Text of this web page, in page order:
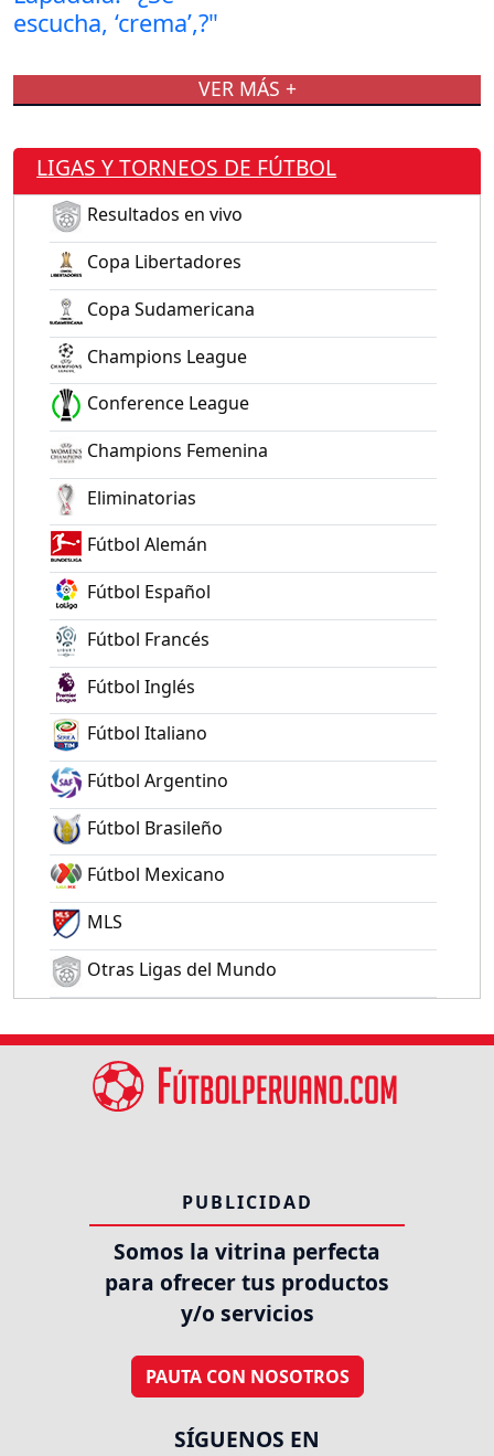
VER MÁS +
LIGAS Y TORNEOS DE FÚTBOL
Resultados en vivo
Copa Libertadores
Copa Sudamericana
Champions League
Conference League
Champions Femenina
Eliminatorias
Fútbol Alemán
Fútbol Español
Fútbol Francés
Fútbol Inglés
Fútbol Italiano
Fútbol Argentino
Fútbol Brasileño
Fútbol Mexicano
MLS
Otras Ligas del Mundo
PUBLICIDAD
Somos la vitrina perfecta
para ofrecer tus productos
y/o servicios
PAUTA CON NOSOTROS
SÍGUENOS EN